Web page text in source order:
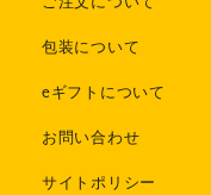
包装について
eギフトについて
お問い合わせ
サイトポリシー